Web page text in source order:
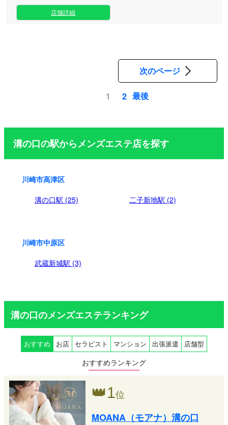
店舗詳細
ジ
1 2
次のページ
最後
溝の口の駅からメンズエステ店を探す
川崎市高津区
溝の口駅 (25)
二子新地駅 (2)
川崎市中原区
武蔵新城駅 (3)
溝の口のメンズエステランキング
おすすめ お店 セラピスト マンション 出張派遣 店舗型
おすすめランキング
👑1位
MOANA（モアナ）溝の口